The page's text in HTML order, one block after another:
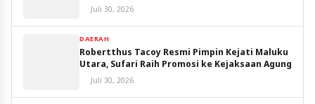
Juli 30, 2026
DAERAH
Robertthus Tacoy Resmi Pimpin Kejati Maluku
Utara, Sufari Raih Promosi ke Kejaksaan Agung
Juli 30, 2026